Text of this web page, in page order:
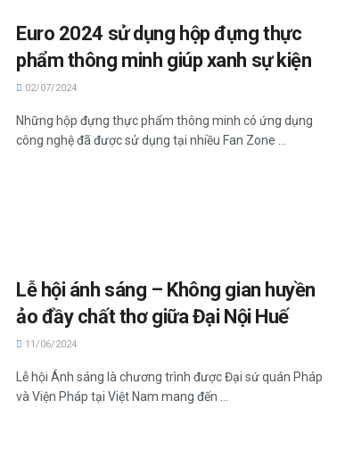
Euro 2024 sử dụng hộp đựng thực
phẩm thông minh giúp xanh sự kiện
02/07/2024
Những hộp đựng thực phẩm thông minh có ứng dụng
công nghệ đã được sử dụng tại nhiều Fan Zone ...
Lễ hội ánh sáng – Không gian huyền
ảo đầy chất thơ giữa Đại Nội Huế
11/06/2024
Lễ hội Ánh sáng là chương trình được Đại sứ quán Pháp
và Viện Pháp tại Việt Nam mang đến ...